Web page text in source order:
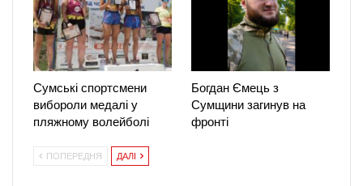
Сумські спортсмени
вибороли медалі у
пляжному волейболі
Богдан Ємець з
Сумщини загинув на
фронті
ПОПЕРЕДНЯ ДАЛІ